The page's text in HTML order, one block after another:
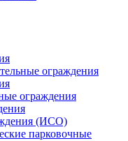
ограждения
ограждения
(ИСО)
парковочные